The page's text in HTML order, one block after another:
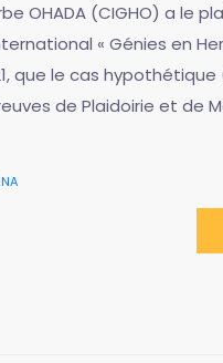
OHADA (CIGHO) a le
« Génies en
que le cas hypothétique
de Plaidoirie et de